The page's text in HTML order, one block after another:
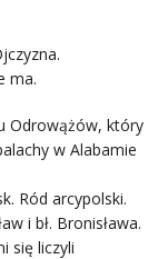
ma.
Odrowążów, który
w Alabamie
Ród arcypolski.
i bł. Bronisława.
się liczyli